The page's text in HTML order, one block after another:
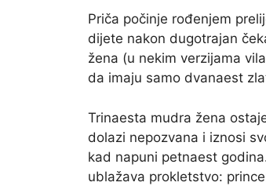
Priča počinje rođenjem
dijete nakon dugotrajan
žena (u nekim verzijama
da imaju samo dvanaest
Trinaesta mudra žena
dolazi nepozvana i iznosi
kad napuni petnaest
ublažava prokletstvo: